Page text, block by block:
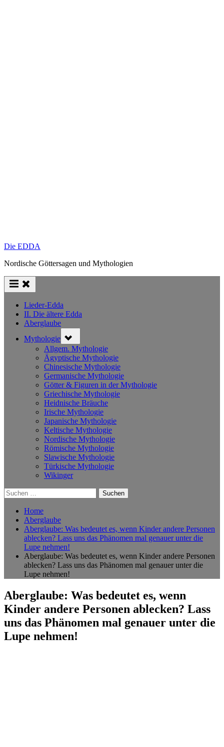
Die EDDA
Nordische Göttersagen und Mythologien
Lieder-Edda
II. Die ältere Edda
Aberglaube
Mythologie sub-
menu
Allgem. Mythologie
Ägyptische Mythologie
Chinesische Mythologie
Germanische Mythologie
Götter & Figuren in der Mythologie
Griechische Mythologie
Heidnische Bräuche
Irische Mythologie
Japanische Mythologie
Keltische Mythologie
Nordische Mythologie
Römische Mythologie
Slawische Mythologie
Türkische Mythologie
Wikinger
Suchen
nach:
Home
Aberglaube
Aberglaube: Was bedeutet es, wenn Kinder andere Personen
ablecken? Lass uns das Phänomen mal genauer unter die
Lupe nehmen!
Aberglaube: Was bedeutet es, wenn Kinder andere Personen
ablecken? Lass uns das Phänomen mal genauer unter die
Lupe nehmen!
Aberglaube: Was bedeutet es, wenn
Kinder andere Personen ablecken? Lass
uns das Phänomen mal genauer unter die
Lupe nehmen!